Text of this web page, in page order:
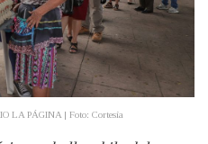
LA PÁGINA | Foto: Cortesía